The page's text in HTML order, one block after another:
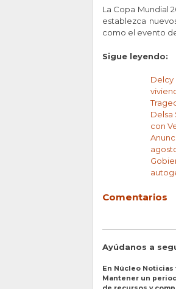
La Copa Mundial
establezca
como el evento
Sigue leyendo:
Delcy
Delsa
con
Comentarios
Ayúdanos a
En Núcleo
Mantener un